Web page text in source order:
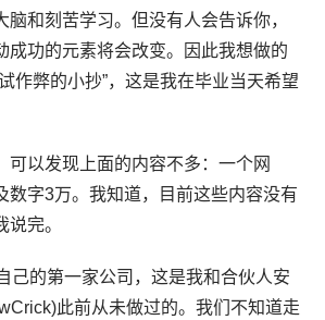
脑和刻苦学习。但没有人会告诉你，
成功的元素将会改变。因此我想做的
作弊的小抄”，这是我在毕业当天希望
可以发现上面的内容不多：一个网
数字3万。我知道，目前这些内容没有
完。
己的第一家公司，这是我和合伙人安
此前从未做过的。我们不知道走